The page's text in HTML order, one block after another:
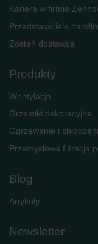
Kariera w firmie
Przedstawiciele
Zostań dostawcą
Produkty
Wentylacja
Grzejniki dekoracyjne
Ogrzewanie i
Przemysłowa filtracja
Blog
Artykuły
Newsletter